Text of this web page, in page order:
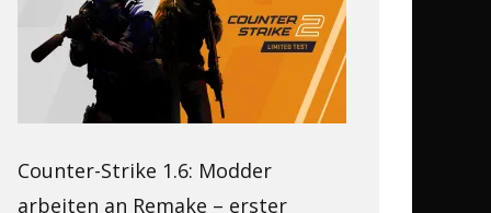
Counter-Strike 1.6: Modder
arbeiten an Remake – erster